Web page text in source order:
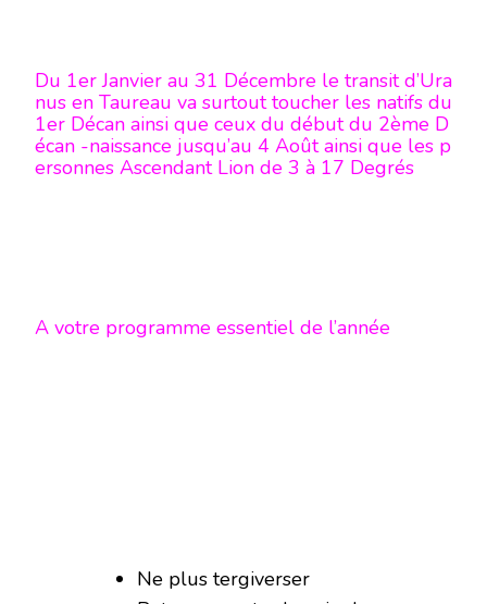
Du 1er Janvier au 31 Décembre le transit d’Ura
nus en Taureau va surtout toucher les natifs du
1er Décan ainsi que ceux du début du 2ème D
écan -naissance jusqu’au 4 Août ainsi que les p
ersonnes Ascendant Lion de 3 à 17 Degrés
A votre programme essentiel de l’année
Ne plus tergiverser